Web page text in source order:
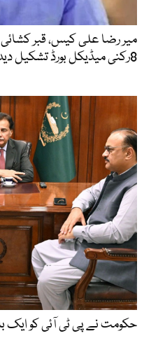
میر رضا علی کیس، قبر کشائی
8رکنی میڈیکل بورڈ تشکیل دیدیا گیا
حکومت نے پی ٹی آئی کو ایک